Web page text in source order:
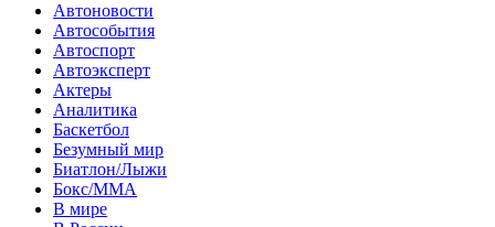
Автоновости
Автособытия
Автоспорт
Автоэксперт
Актеры
Аналитика
Баскетбол
Безумный мир
Биатлон/Лыжи
Бокс/MMA
В мире